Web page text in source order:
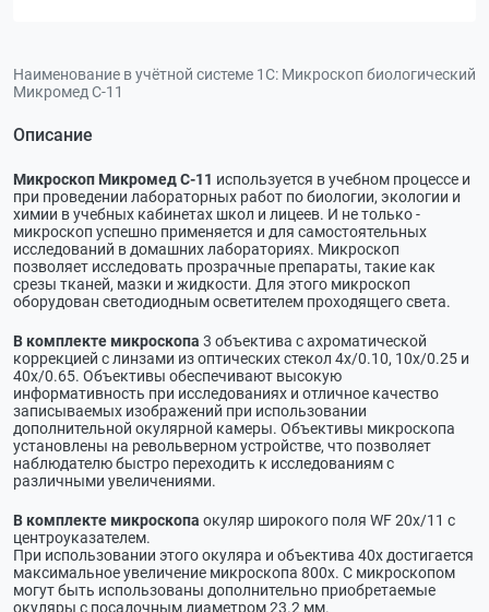
Наименование в учётной системе 1С: Микроскоп биологический
Микромед С-11
Описание
Микроскоп Микромед С-11 используется в учебном процессе и
при проведении лабораторных работ по биологии, экологии и
химии в учебных кабинетах школ и лицеев. И не только -
микроскоп успешно применяется и для самостоятельных
исследований в домашних лабораториях. Микроскоп
позволяет исследовать прозрачные препараты, такие как
срезы тканей, мазки и жидкости. Для этого микроскоп
оборудован светодиодным осветителем проходящего света.
В комплекте микроскопа 3 объектива с ахроматической
коррекцией с линзами из оптических стекол 4x/0.10, 10x/0.25 и
40x/0.65. Объективы обеспечивают высокую
информативность при исследованиях и отличное качество
записываемых изображений при использовании
дополнительной окулярной камеры. Объективы микроскопа
установлены на револьверном устройстве, что позволяет
наблюдателю быстро переходить к исследованиям с
различными увеличениями.
В комплекте микроскопа окуляр широкого поля WF 20х/11 с
центроуказателем.
При использовании этого окуляра и объектива 40х достигается
максимальное увеличение микроскопа 800х. С микроскопом
могут быть использованы дополнительно приобретаемые
окуляры с посадочным диаметром 23.2 мм.